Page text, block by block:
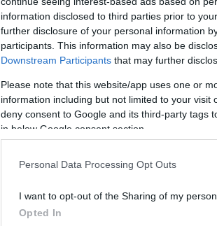
information disclosed to third parties prior to
further disclosure of your personal information
participants. This information may also be
Downstream Participants that may further
Please note that this website/app uses one or
information including but not limited to your
deny consent to Google and its third-party tags
in below Google consent section.
Personal Data Processing Opt Outs
I want to opt-out of the Sharing of my
Opted In